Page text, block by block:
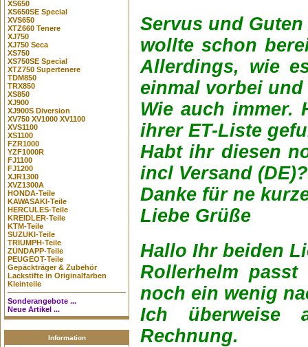
XS650
XS650SE Special
XVS650
XTZ660 Tenere
XJ750
XJ750 Seca
XS750
XS750SE Special
XTZ750 Supertenere
TDM850
TRX850
XS850
XJ900
XJ900S Diversion
XV750 XV1000 XV1100
XVS1100
XS1100
FZR1000
YZF1000R
FJ1100
FJ1200
XJR1300
XVZ1300A
HONDA-Teile
KAWASAKI-Teile
HERCULES-Teile
KREIDLER-Teile
KTM-Teile
SUZUKI-Teile
TRIUMPH-Teile
ZÜNDAPP-Teile
PEUGEOT-Teile
Gepäckträger & Zubehör
Lackstifte in Originalfarben
Kleinteile
Sonderangebote ...
Neue Artikel ...
Information
Servus und
wollte schon
Allerdings, wie
einmal vorbei
Wie auch immer.
ihrer ET-Liste
Habt ihr diesen
incl Versand (DE)?
Danke für ne
Liebe Grüße
Hallo Ihr beiden
Rollerhelm
noch ein wenig
Ich überweise
Rechnung.